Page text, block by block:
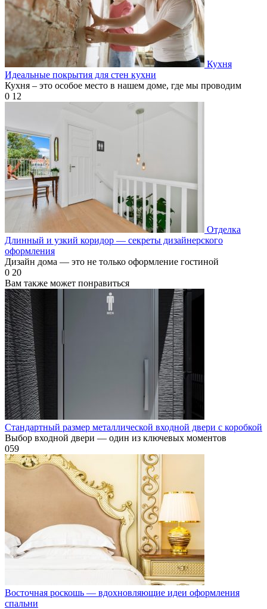
Кухня
Идеальные покрытия для стен кухни
Кухня – это особое место в нашем доме, где мы проводим
0 12
Отделка
Длинный и узкий коридор — секреты дизайнерского
оформления
Дизайн дома — это не только оформление гостиной
0 20
Вам также может понравиться
Стандартный размер металлической входной двери с коробкой
Выбор входной двери — один из ключевых моментов
059
Восточная роскошь — вдохновляющие идеи оформления
спальни